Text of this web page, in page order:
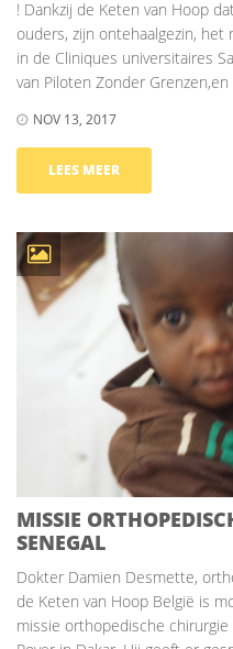
! Dankzij de Keten van Hoop
ouders, zijn ontehaalgezin,
in de Cliniques universitaires
van Piloten Zonder
NOV 13, 2017
LEES MEER
MISSIE
SENEGAL
Dokter Damien Desmette,
de Keten van Hoop België is
missie orthopedische